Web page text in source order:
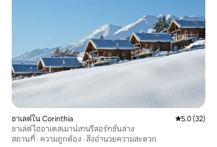
ชาเลต์ใน Corinthia คะแนนเฉลี่ย
5.0 (32)
ชาเล่ต์ไฮอาเดสเมาน์เทนรีสอร์ทชั้นล่าง
สถานที่ · ความถูกต้อง · สิ่งอำนวยความสะดวก